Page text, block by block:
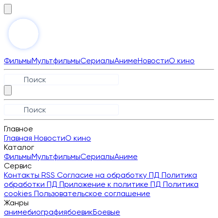
ФильмыМультфильмыСериалыАнимеНовостиО кино
Главное
Главная НовостиО кино
Каталог
ФильмыМультфильмыСериалыАниме
Сервис
Контакты RSS Согласие на обработку ПД Политика
обработки ПД Приложение к политике ПД Политика
cookies Пользовательское соглашение
Жанры
анимебиографиябоевикБоевые